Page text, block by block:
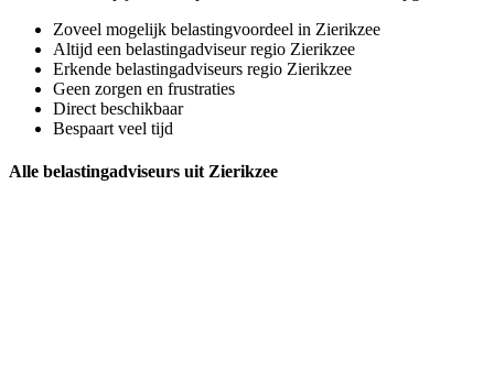
Zoveel mogelijk belastingvoordeel in Zierikzee
Altijd een belastingadviseur regio Zierikzee
Erkende belastingadviseurs regio Zierikzee
Geen zorgen en frustraties
Direct beschikbaar
Bespaart veel tijd
Alle belastingadviseurs uit Zierikzee